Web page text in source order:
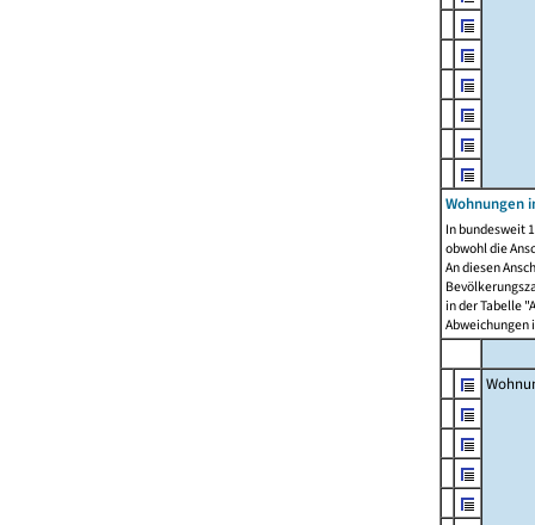
Wohnungen
In bundesweit
obwohl die
An diesen
in der Tabelle
Abweichungen